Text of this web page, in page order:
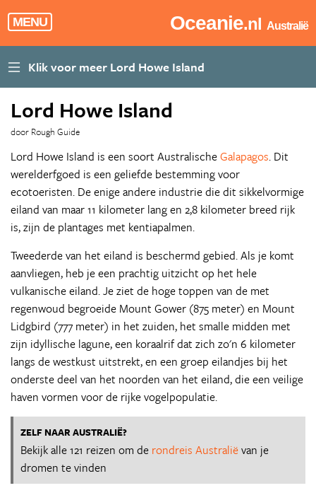
MENU Oceanie.nl Australië
Lord Howe Island
door Rough Guide
Lord Howe Island is een soort AustralischeGalapagos. Dit
werelderfgoed is een geliefde bestemming voor
ecotoeristen. De enige andere industrie die dit sikkelvormige
eiland van maar 11 kilometer lang en 2,8 kilometer breed rijk
is, zijn de plantages met kentiapalmen.
Tweederde van het eiland is beschermd gebied. Als je komt
aanvliegen, heb je een prachtig uitzicht op het hele
vulkanische eiland. Je ziet de hoge toppen van de met
regenwoud begroeide Mount Gower (875 meter) en Mount
Lidgbird (777 meter) in het zuiden, het smalle midden met
zijn idyllische lagune, een koraalrif dat zich zo'n 6 kilometer
langs de westkust uitstrekt, en een groep eilandjes bij het
onderste deel van het noorden van het eiland, die een veilige
haven vormen voor de rijke vogel­populatie.
ZELF NAAR AUSTRALIË?
Bekijk alle 121 reizen om de rondreis Australiëvan je
dromen te vinden